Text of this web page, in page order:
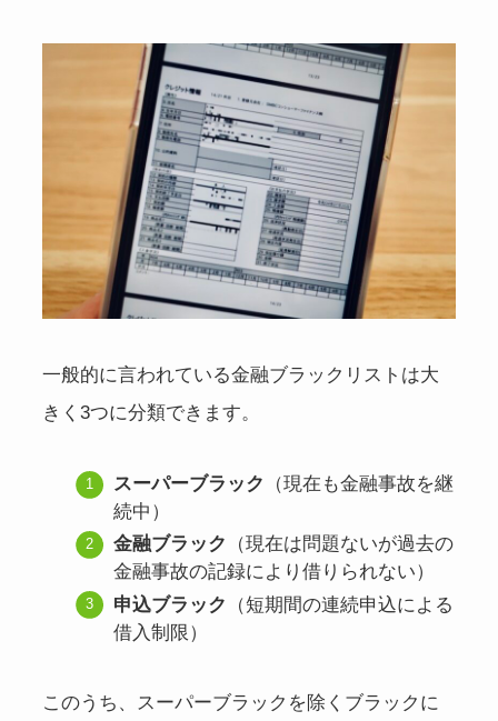
一般的に言われている金融ブラックリストは大
きく3つに分類できます。
スーパーブラック （現在も金融事故を継
続中）
金融ブラック （現在は問題ないが過去の
金融事故の記録により借りられない）
申込ブラック （短期間の連続申込による
借入制限）
このうち、スーパーブラックを除くブラックに